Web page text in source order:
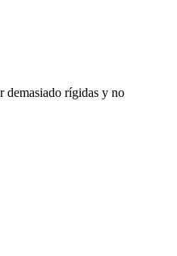
demasiado rígidas y no